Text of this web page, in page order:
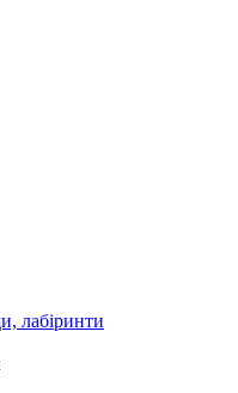
лабіринти